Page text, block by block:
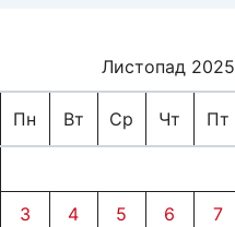
Листопад 2025
Пн Вт Ср Чт Пт
3 4 5 6 7